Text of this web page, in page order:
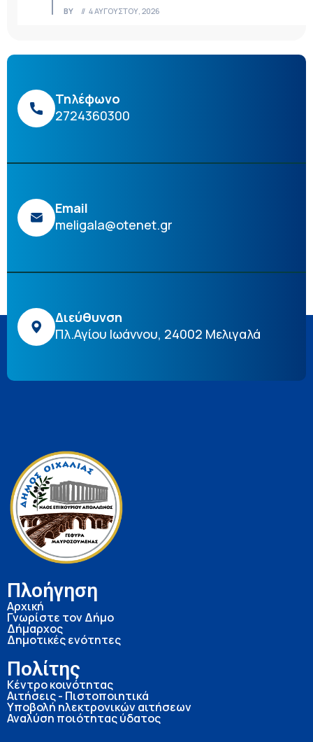
BY 4 ΑΥΓΟΎΣΤΟΥ, 2026
Τηλέφωνο
2724360300
Email
meligala@otenet.gr
Διεύθυνση
Πλ.Αγίου Ιωάννου, 24002 Μελιγαλά
Πλοήγηση
Αρχική
Γνωρίστε τον Δήμο
Δήμαρχος
Δημοτικές ενότητες
Πολίτης
Κέντρο κοινότητας
Αιτήσεις - Πιστοποιητικά
Υποβολή ηλεκτρονικών αιτήσεων
Αναλύση ποιότητας ύδατος